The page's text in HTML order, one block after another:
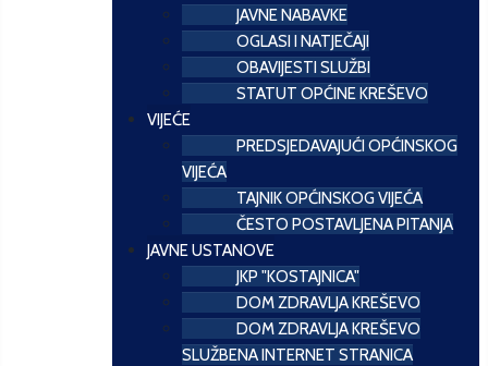
JAVNE NABAVKE
OGLASI I NATJEČAJI
OBAVIJESTI SLUŽBI
STATUT OPĆINE KREŠEVO
VIJEĆE
PREDSJEDAVAJUĆI OPĆINSKOG
VIJEĆA
TAJNIK OPĆINSKOG VIJEĆA
ČESTO POSTAVLJENA PITANJA
JAVNE USTANOVE
JKP "KOSTAJNICA"
DOM ZDRAVLJA KREŠEVO
DOM ZDRAVLJA KREŠEVO
SLUŽBENA INTERNET STRANICA